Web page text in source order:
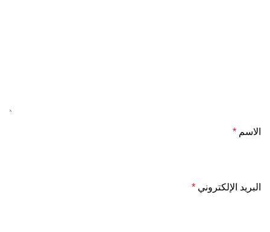
الاسم *
البريد الإلكتروني *